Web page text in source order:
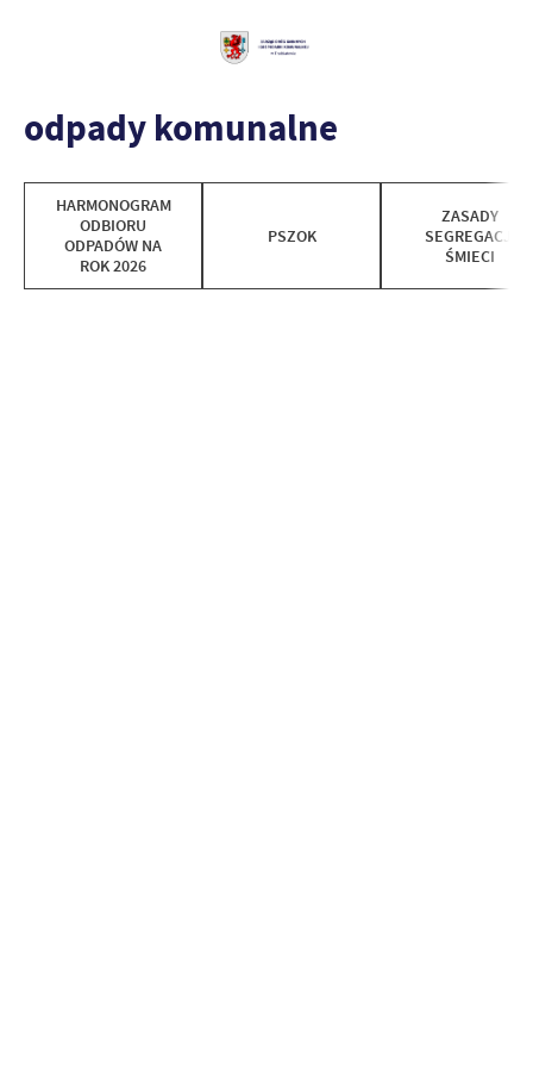
odpady komunalne
HARMONOGRAM
ODBIORU
ODPADÓW NA
ROK 2026
PSZOK
ZASADY
SEGREGACJI
ŚMIECI